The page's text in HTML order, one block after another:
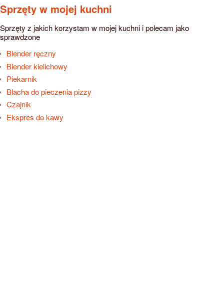
Sprzęty w mojej kuchni
Sprzęty z jakich korzystam w mojej kuchni i polecam jako
sprawdzone
Blender ręczny
Blender kielichowy
Piekarnik
Blacha do pieczenia pizzy
Czajnik
Ekspres do kawy